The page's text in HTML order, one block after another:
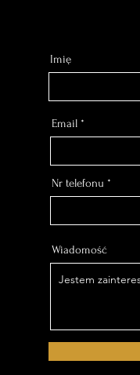
Imię
Email
Nr telefonu
Wiadomość